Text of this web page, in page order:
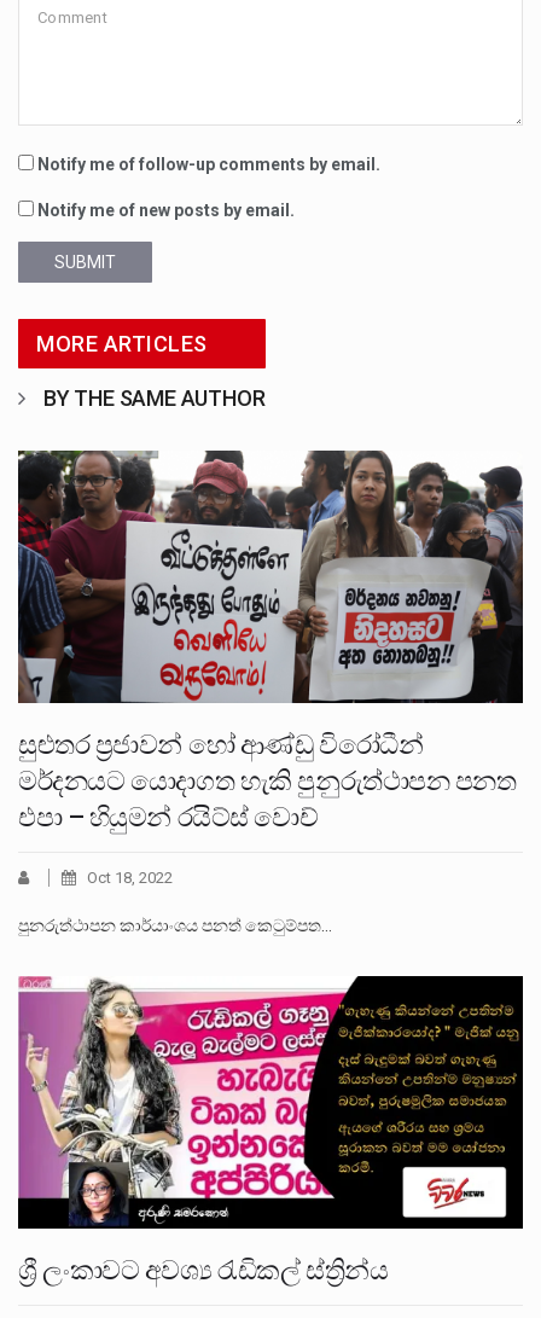
Notify me of follow-up comments by email.
Notify me of new posts by email.
SUBMIT
MORE ARTICLES
BY THE SAME AUTHOR
සුළුතර ප්‍රජාවන් හෝ ආණ්ඩු විරෝධීන්
මර්දනයට යොදාගත හැකි පුනුරුත්ථාපන පනත
එපා – හියුමන් රයිට්ස් වොච්
Oct 18, 2022
පුනරුත්ථාපන කාර්යාංශය පනත් කෙටුම්පත…
ශ්‍රී ලංකාවට අවශ්‍ය රැඩිකල් ස්ත්‍රින්ය